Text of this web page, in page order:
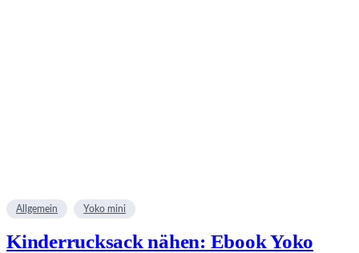
Allgemein Yoko mini
Kinderrucksack nähen: Ebook Yoko